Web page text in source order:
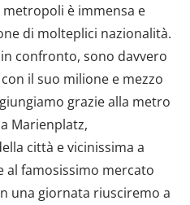
è immensa e
di molteplici nazionalità.
confronto, sono davvero
il suo milione e mezzo
grazie alla metro
Marienplatz,
città e vicinissima a
al famosissimo mercato
una giornata riusciremo a